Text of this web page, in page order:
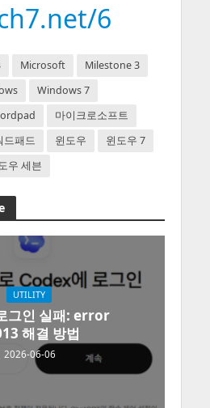
6
Microsoft
Milestone 3
Windows 7
마이크로소프트
드패드 윈도우
윈도우 7
우 세븐
UTILITY
그인 실패: error
해결 방법
2026-06-06